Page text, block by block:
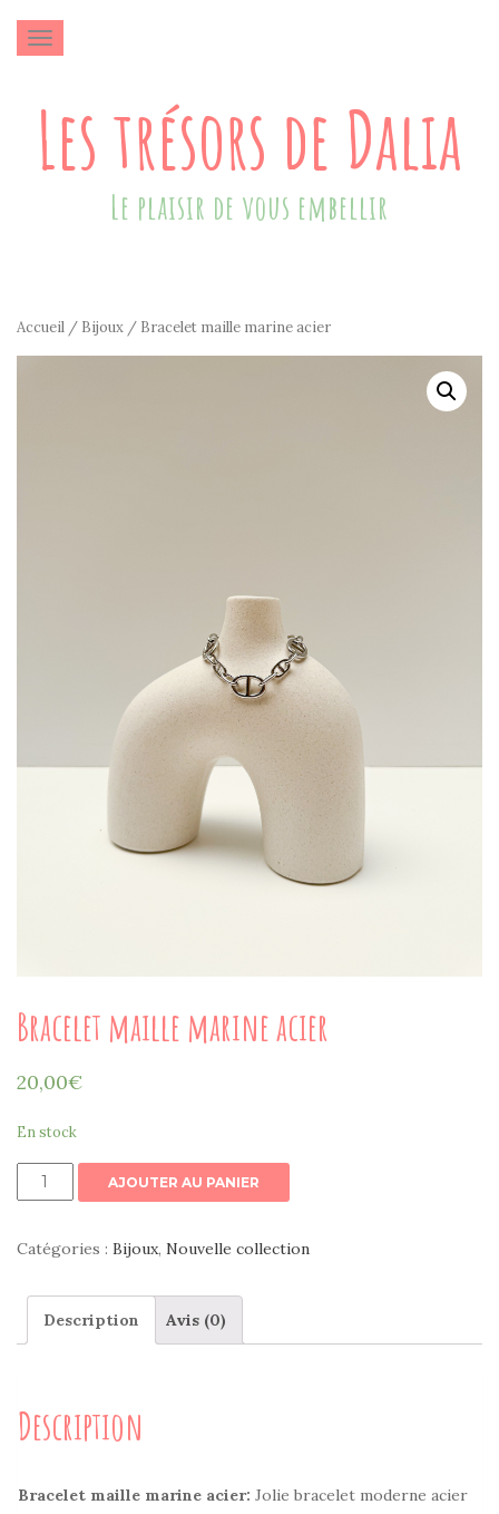
AFFICHER/MASQUER LA NAVIGATION
Les trésors de Dalia
Le plaisir de vous embellir
Accueil / Bijoux / Bracelet maille marine acier
Bracelet maille marine acier
20,00€
En stock
quantité
Bracelet
marine
AJOUTER AU PANIER
Catégories : Bijoux, Nouvelle collection
Description Avis (0)
Description
Bracelet maille marine acier: Jolie bracelet moderne acier